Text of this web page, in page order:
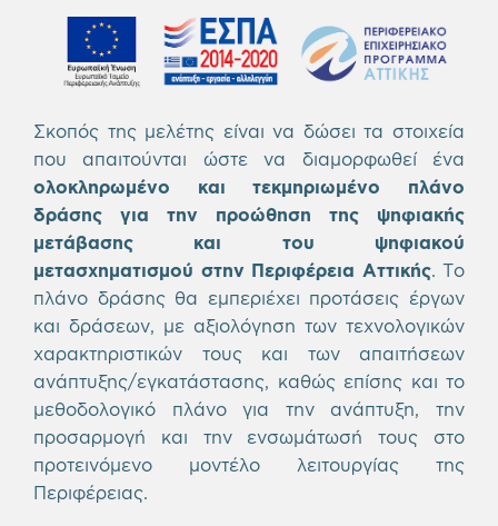
Σκοπός της μελέτης είναι να δώσει τα στοιχεία
που απαιτούνται ώστε να διαμορφωθεί ένα
ολοκληρωμένο και τεκμηριωμένο πλάνο
δράσης για την προώθηση της ψηφιακής
μετάβασης και του ψηφιακού
μετασχηματισμού στην Περιφέρεια Αττικής. Το
πλάνο δράσης θα εμπεριέχει προτάσεις έργων
και δράσεων, με αξιολόγηση των τεχνολογικών
χαρακτηριστικών τους και των απαιτήσεων
ανάπτυξης/εγκατάστασης, καθώς επίσης και το
μεθοδολογικό πλάνο για την ανάπτυξη, την
προσαρμογή και την ενσωμάτωσή τους στο
προτεινόμενο μοντέλο λειτουργίας της
Περιφέρειας.